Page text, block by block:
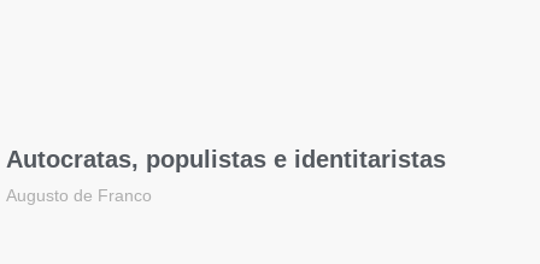
Autocratas, populistas e identitaristas
Augusto de Franco